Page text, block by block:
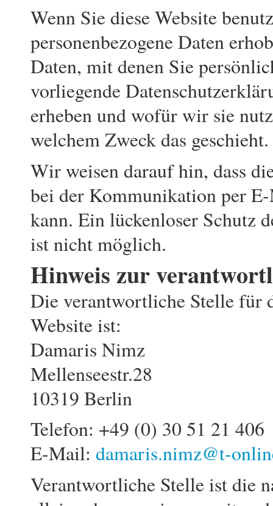
Wenn Sie diese Website
personenbezogene Daten
Daten, mit denen Sie
vorliegende
erheben und wofür wir sie
welchem Zweck das geschieht.
Wir weisen darauf hin, dass
bei der Kommunikation per
kann. Ein lückenloser Schutz
ist nicht möglich.
Hinweis zur
Die verantwortliche Stelle für
Website ist:
Damaris Nimz
Mellenseestr.28
10319 Berlin
Telefon: +49 (0) 30 51 21 406
E-Mail: damaris.nimz@t-
Verantwortliche Stelle ist die